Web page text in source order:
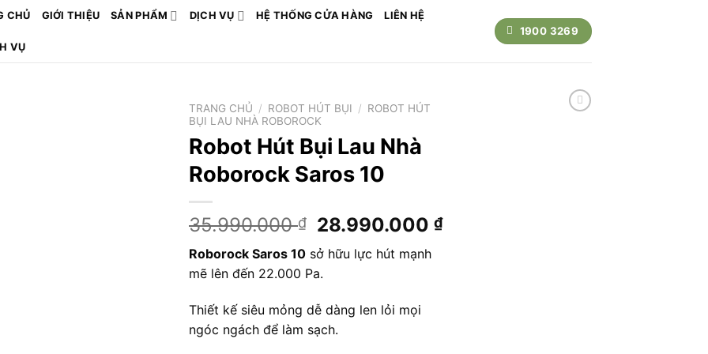
CHỦ GIỚI THIỆU SẢN PHẨM DỊCH VỤ HỆ THỐNG CỬA HÀNG LIÊN HỆ
VỤ
1900 3269
TRANG CHỦ / ROBOT HÚT BỤI / ROBOT HÚT
BỤI LAU NHÀ ROBOROCK
Robot Hút Bụi Lau Nhà
Roborock Saros 10
35.990.000₫
Giá
gốc
là:
35.990.000 ₫.
28.990.000₫Giá
Roborock Saros 10 sở hữu lực hút mạnh
mẽ lên đến 22.000 Pa.
Thiết kế siêu mỏng dễ dàng len lỏi mọi
ngóc ngách để làm sạch.